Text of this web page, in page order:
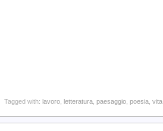
Tagged with: lavoro letteratura paesaggio poesia vita